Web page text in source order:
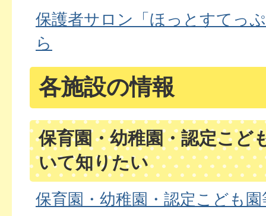
保護者サロン「ほっとすてっ
ら
各施設の情報
保育園・幼稚園・認定こど
いて知りたい
保育園・幼稚園・認定こども園